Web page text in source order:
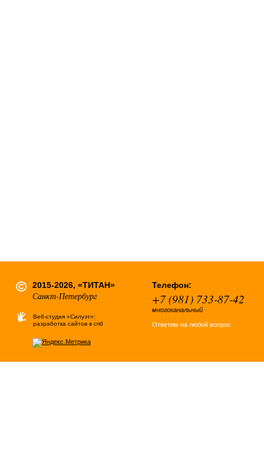
2015-2026, «ТИТАН»
Санкт-Петербург
Веб-студия «Силуэт»:
разработка сайтов в спб
Телефон:
+7 (981) 733-87-42
многоканальный
Ответим на любой вопрос